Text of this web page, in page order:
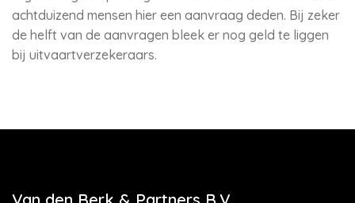
achtduizend mensen hier een aanvraag deden. Bij zeker
de helft van de aanvragen bleek er nog geld te liggen
bij uitvaartverzekeraars.